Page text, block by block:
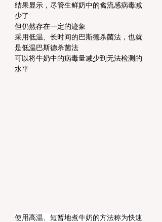
结果显示，尽管生鲜奶中的禽流感病毒减
少了
但仍然存在一定的迹象
采用低温、长时间的巴斯德杀菌法，也就
是低温巴斯德杀菌法
可以将牛奶中的病毒量减少到无法检测的
水平
使用高温、短暂地煮牛奶的方法称为快速